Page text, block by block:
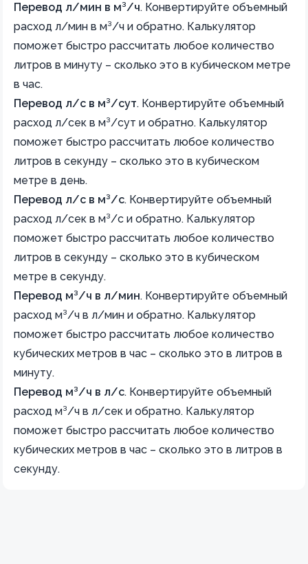
Перевод л/мин в м³/ч. Конвертируйте объемный
расход л/мин в м³/ч и обратно. Калькулятор
поможет быстро рассчитать любое количество
литров в минуту – сколько это в кубическом метре
в час.
Перевод л/с в м³/сут. Конвертируйте объемный
расход л/сек в м³/сут и обратно. Калькулятор
поможет быстро рассчитать любое количество
литров в секунду – сколько это в кубическом
метре в день.
Перевод л/с в м³/с. Конвертируйте объемный
расход л/сек в м³/с и обратно. Калькулятор
поможет быстро рассчитать любое количество
литров в секунду – сколько это в кубическом
метре в секунду.
Перевод м³/ч в л/мин. Конвертируйте объемный
расход м³/ч в л/мин и обратно. Калькулятор
поможет быстро рассчитать любое количество
кубических метров в час – сколько это в литров в
минуту.
Перевод м³/ч в л/с. Конвертируйте объемный
расход м³/ч в л/сек и обратно. Калькулятор
поможет быстро рассчитать любое количество
кубических метров в час – сколько это в литров в
секунду.